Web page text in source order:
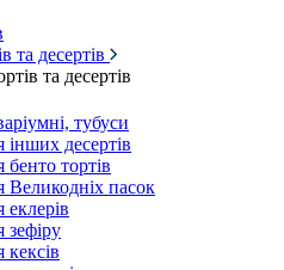
та десертів
та десертів
тубуси
десертів
тортів
Великодніх пасок
зефіру